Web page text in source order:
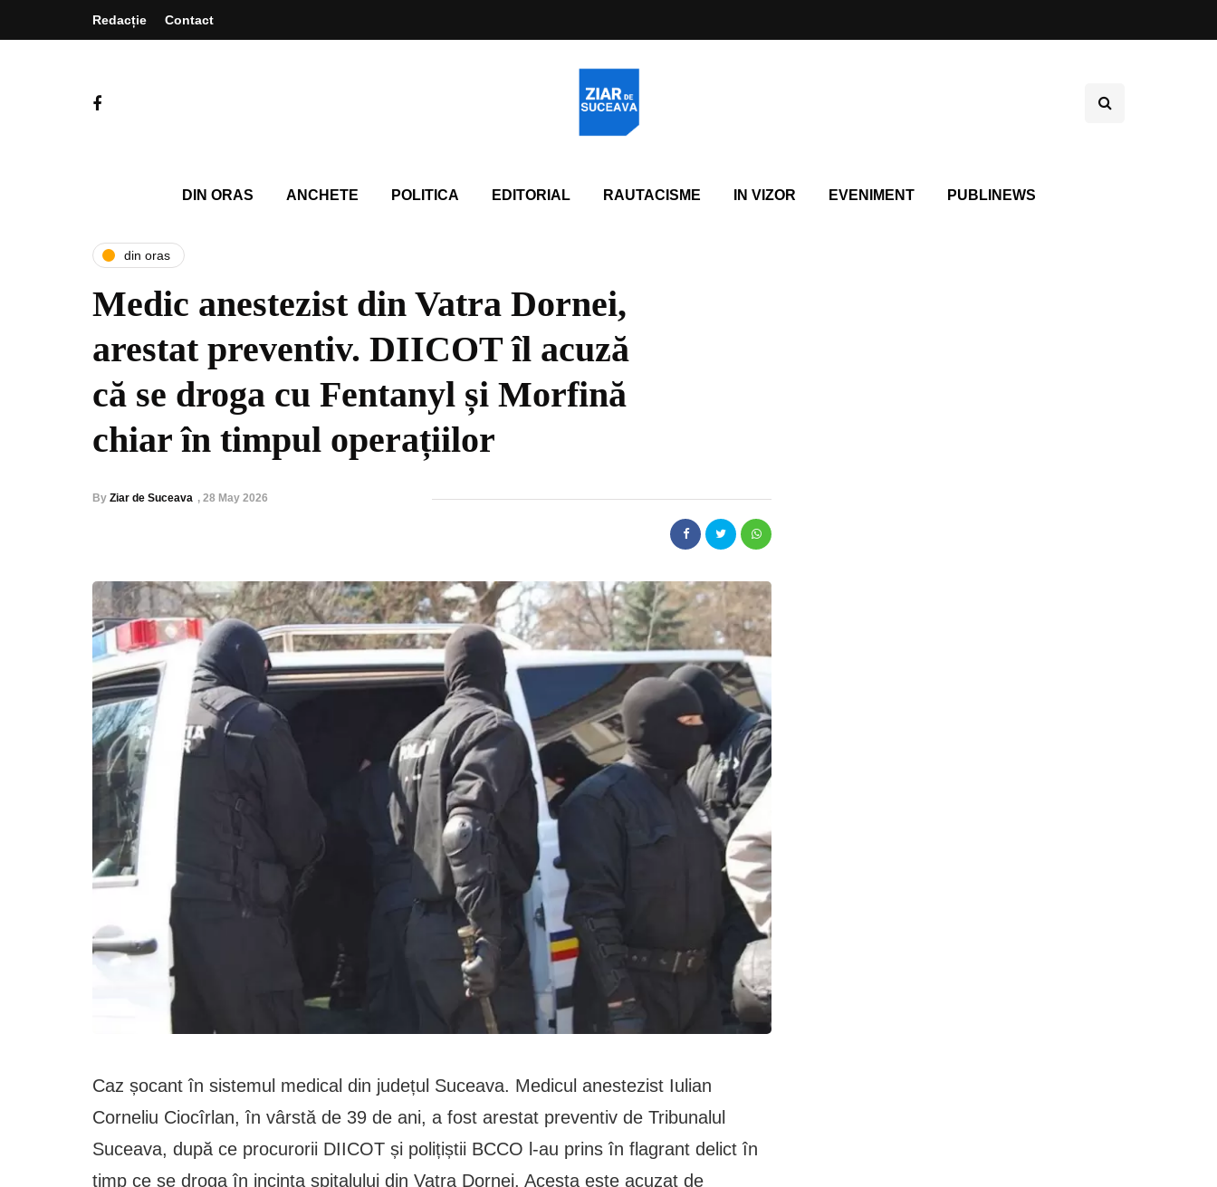
Redacție Contact
DIN ORAS ANCHETE POLITICA EDITORIAL RAUTACISME IN VIZOR EVENIMENT PUBLINEWS
din oras
Medic anestezist din Vatra Dornei,
arestat preventiv. DIICOT îl acuză
că se droga cu Fentanyl și Morfină
chiar în timpul operațiilor
By Ziar de Suceava , 28 May 2026
Caz șocant în sistemul medical din județul Suceava. Medicul anestezist Iulian
Corneliu Ciocîrlan, în vârstă de 39 de ani, a fost arestat preventiv de Tribunalul
Suceava, după ce procurorii DIICOT și polițiștii BCCO l-au prins în flagrant delict în
timp ce se droga în incinta spitalului din Vatra Dornei. Acesta este acuzat de